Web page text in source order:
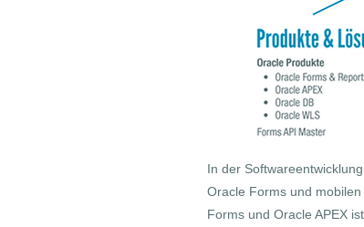
In der
Oracle Forms und
Forms und Oracle APEX